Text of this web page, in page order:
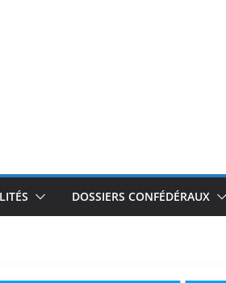
DOSSIERS CONFÉDÉRAUX